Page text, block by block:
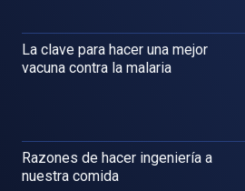
La clave para hacer una mejor
vacuna contra la malaria
Razones de hacer ingeniería a
nuestra comida